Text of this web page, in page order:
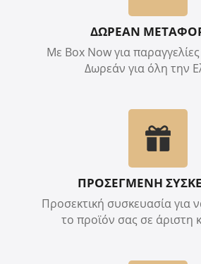
ΔΩΡΕΑΝ
Με Box Now για
Δωρεάν για όλη την
ΠΡΟΣΕΓΜΕΝΗ
Προσεκτική συσκευασία για
το προϊόν σας σε άριστη